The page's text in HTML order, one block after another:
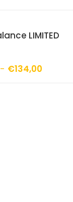
LIMITED
- €134,00